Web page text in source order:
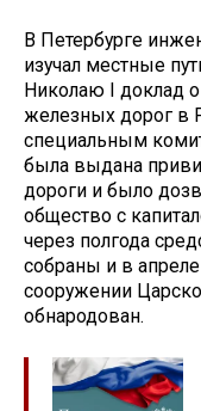
В Петербурге
изучал местные
Николаю I доклад о
железных дорог в
специальным
была выдана
дороги и было
общество с
через полгода
собраны и в
сооружении
обнародован.